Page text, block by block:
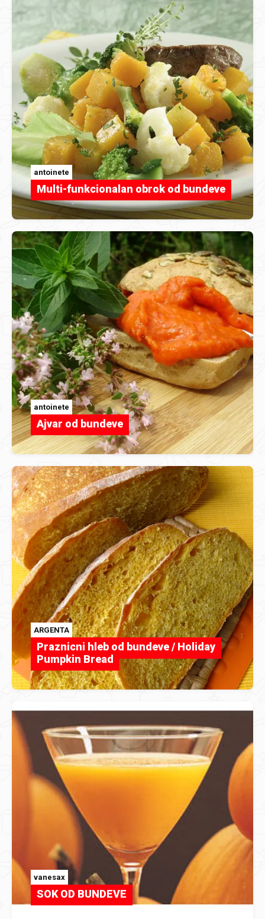
antoinete
Multi-funkcionalan obrok od bundeve
antoinete
Ajvar od bundeve
ARGENTA
Praznicni hleb od bundeve / Holiday
Pumpkin Bread
vanesax
SOK OD BUNDEVE